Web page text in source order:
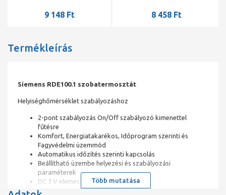
9 148 Ft 8 458 Ft
Termékleírás
Siemens RDE100.1 szobatermosztát
Helyiséghőmérséklet szabályozáshoz
2-pont szabályozás On/Off szabályozó kimenettel
fűtésre
Komfort, Energiatakarékos, Időprogram szerinti és
Fagyvédelmi üzemmód
Automatikus időzítés szerinti kapcsolás
Beállítható üzembe helyezési és szabályozási
paraméterek
DC 3 V elemes (RDE100.1) kivitel
Multifunkcionális bemenet padlóhőmérséklet
Több mutatása